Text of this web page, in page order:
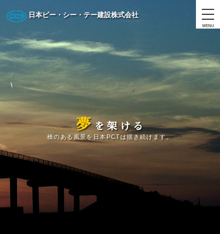
日本ピー・シー・テー建設株式会社
MENU
夢 を 架 け る
橋のある風景を日本PCTは描き続けます。